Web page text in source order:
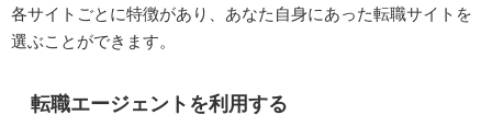
各サイトごとに特徴があり、あなた自身にあった転職サイトを
選ぶことができます。
転職エージェントを利用する